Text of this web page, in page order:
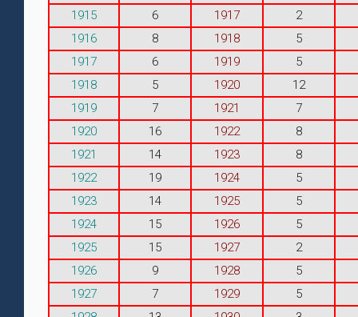
1915
6 1917
2
1916
8 1918
5
1917
6 1919
5
1918
5 1920
12
1919
7 1921
7
1920
16 1922
8
1921
14 1923
8
1922
19 1924
5
1923
14 1925
5
1924
15 1926
5
1925
15 1927
2
1926
9 1928
5
1927
7 1929
5